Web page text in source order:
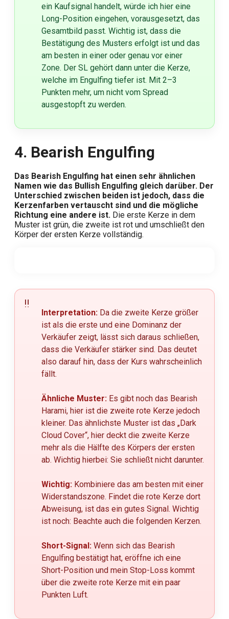
ein Kaufsignal handelt, würde ich hier eine
Long-Position eingehen, vorausgesetzt, das
Gesamtbild passt. Wichtig ist, dass die
Bestätigung des Musters erfolgt ist und das
am besten in einer oder genau vor einer
Zone. Der SL gehört dann unter die Kerze,
welche im Engulfing tiefer ist. Mit 2–3
Punkten mehr, um nicht vom Spread
ausgestopft zu werden.
4. Bearish Engulfing
Das Bearish Engulfing hat einen sehr ähnlichen
Namen wie das Bullish Engulfing gleich darüber. Der
Unterschied zwischen beiden ist jedoch, dass die
Kerzenfarben vertauscht sind und die mögliche
Richtung eine andere ist. Die erste Kerze in dem
Muster ist grün, die zweite ist rot und umschließt den
Körper der ersten Kerze vollständig.
Interpretation: Da die zweite Kerze größer
ist als die erste und eine Dominanz der
Verkäufer zeigt, lässt sich daraus schließen,
dass die Verkäufer stärker sind. Das deutet
also darauf hin, dass der Kurs wahrscheinlich
fällt.
Ähnliche Muster: Es gibt noch das Bearish
Harami, hier ist die zweite rote Kerze jedoch
kleiner. Das ähnlichste Muster ist das „Dark
Cloud Cover“, hier deckt die zweite Kerze
mehr als die Hälfte des Körpers der ersten
ab. Wichtig hierbei: Sie schließt nicht darunter.
Wichtig: Kombiniere das am besten mit einer
Widerstandszone. Findet die rote Kerze dort
Abweisung, ist das ein gutes Signal. Wichtig
ist noch: Beachte auch die folgenden Kerzen.
Short-Signal: Wenn sich das Bearish
Engulfing bestätigt hat, eröffne ich eine
Short-Position und mein Stop-Loss kommt
über die zweite rote Kerze mit ein paar
Punkten Luft.